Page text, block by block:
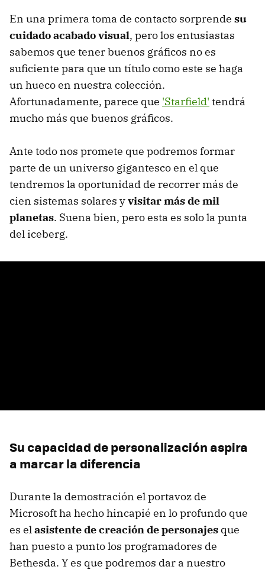
En una primera toma de contacto sorprende su
cuidado acabado visual, pero los entusiastas
sabemos que tener buenos gráficos no es
suficiente para que un título como este se haga
un hueco en nuestra colección.
Afortunadamente, parece que 'Starfield' tendrá
mucho más que buenos gráficos.
Ante todo nos promete que podremos formar
parte de un universo gigantesco en el que
tendremos la oportunidad de recorrer más de
cien sistemas solares yvisitar más de mil
planetas. Suena bien, pero esta es solo la punta
del iceberg.
Su capacidad de personalización aspira
a marcar la diferencia
Durante la demostración el portavoz de
Microsoft ha hecho hincapié en lo profundo que
es elasistente de creación de personajes que
han puesto a punto los programadores de
Bethesda. Y es que podremos dar a nuestro